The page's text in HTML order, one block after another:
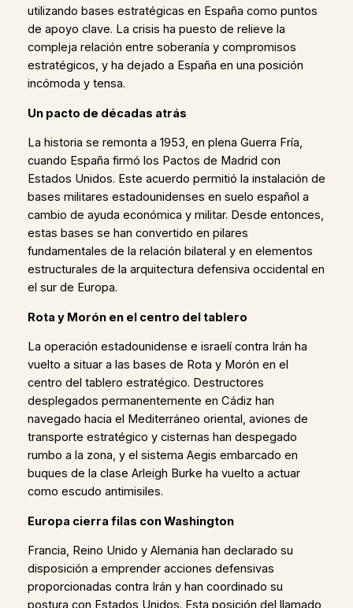
utilizando bases estratégicas en España como puntos
de apoyo clave. La crisis ha puesto de relieve la
compleja relación entre soberanía y compromisos
estratégicos, y ha dejado a España en una posición
incómoda y tensa.
Un pacto de décadas atrás
La historia se remonta a 1953, en plena Guerra Fría,
cuando España firmó los Pactos de Madrid con
Estados Unidos. Este acuerdo permitió la instalación de
bases militares estadounidenses en suelo español a
cambio de ayuda económica y militar. Desde entonces,
estas bases se han convertido en pilares
fundamentales de la relación bilateral y en elementos
estructurales de la arquitectura defensiva occidental en
el sur de Europa.
Rota y Morón en el centro del tablero
La operación estadounidense e israelí contra Irán ha
vuelto a situar a las bases de Rota y Morón en el
centro del tablero estratégico. Destructores
desplegados permanentemente en Cádiz han
navegado hacia el Mediterráneo oriental, aviones de
transporte estratégico y cisternas han despegado
rumbo a la zona, y el sistema Aegis embarcado en
buques de la clase Arleigh Burke ha vuelto a actuar
como escudo antimisiles.
Europa cierra filas con Washington
Francia, Reino Unido y Alemania han declarado su
disposición a emprender acciones defensivas
proporcionadas contra Irán y han coordinado su
postura con Estados Unidos. Esta posición del llamado